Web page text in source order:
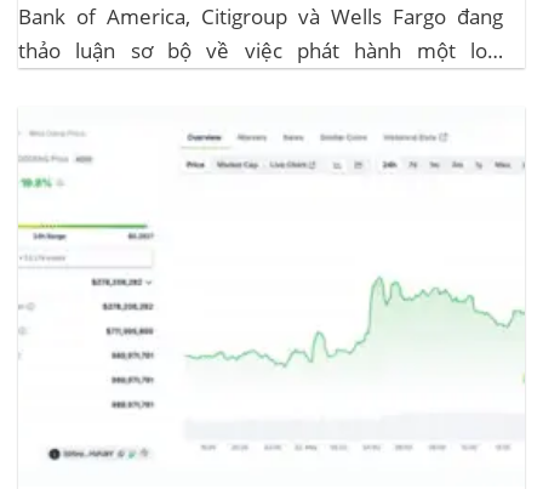
Bank of America, Citigroup và Wells Fargo đang
thảo luận sơ bộ về việc phát hành một loại
tiền điện tử. Các...